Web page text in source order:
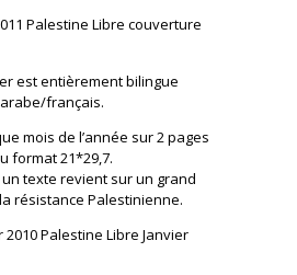
est entièrement bilingue
arabe/français.
mois de l’année sur 2 pages
format 21*29,7.
texte revient sur un grand
résistance Palestinienne.